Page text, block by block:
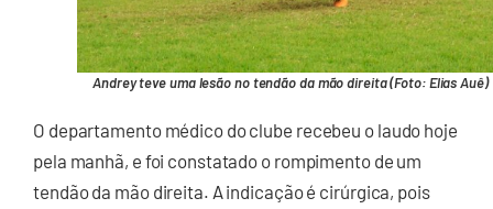
Andrey teve uma lesão no tendão da mão direita (Foto: Elias Auê)
O departamento médico do clube recebeu o laudo hoje
pela manhã, e foi constatado o rompimento de um
tendão da mão direita. A indicação é cirúrgica, pois